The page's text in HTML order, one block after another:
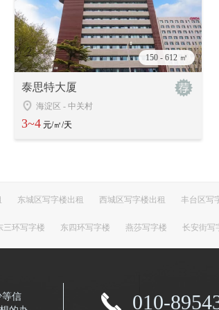
150 - 612 ㎡
泰思特大厦
海淀区 - 中关村
3~4 元/㎡/天
东城区写字楼出租 西城区写字楼出租 丰台区写
三环写字楼 东四环写字楼 燕莎写字楼 长安街写
等信
010-